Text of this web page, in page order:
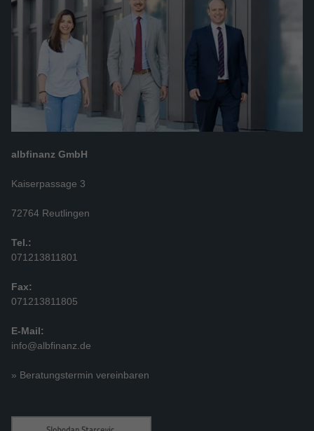
albfinanz GmbH
Kaiserpassage 3
72764 Reutlingen
Tel.:
071213811801
Fax:
071213811805
E-Mail:
info@albfinanz.de
» Beratungstermin vereinbaren